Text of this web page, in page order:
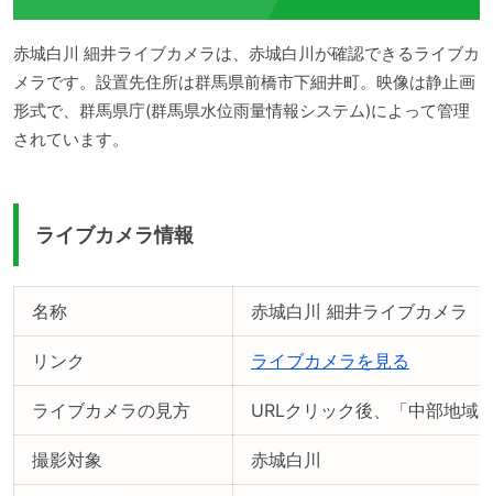
赤城白川 細井ライブカメラは、赤城白川が確認できるライブカ
メラです。設置先住所は群馬県前橋市下細井町。映像は静止画
形式で、群馬県庁(群馬県水位雨量情報システム)によって管理
されています。
ライブカメラ情報
名称 赤城白川 細井ライブカメラ
リンク ライブカメラを見る
ライブカメラの見方 URLクリック後、「中部地域
撮影対象 赤城白川